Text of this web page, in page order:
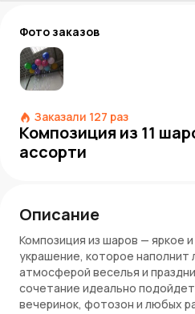
Фото заказов
Заказали 127 раз
Композиция из 11
ассорти
Описание
Композиция из шаров — яркое
украшение, которое
атмосферой веселья и
сочетание идеально
вечеринок, фотозон и любых